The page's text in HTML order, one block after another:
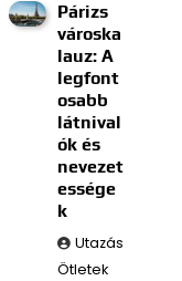
Párizs
városka
lauz: A
legfont
osabb
látnival
ók és
nevezet
essége
k
Utazás
Ötletek